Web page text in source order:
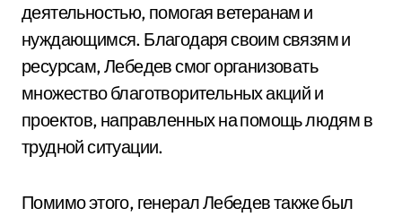
деятельностью, помогая ветеранам и
нуждающимся. Благодаря своим связям и
ресурсам, Лебедев смог организовать
множество благотворительных акций и
проектов, направленных на помощь людям в
трудной ситуации.
Помимо этого, генерал Лебедев также был